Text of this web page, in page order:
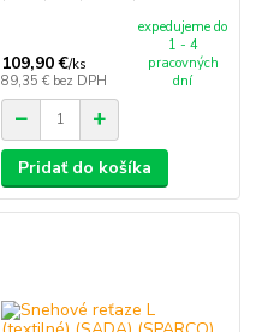
109,90 €/ks
89,35 € bez DPH
expedujeme do
1 - 4
pracovných
dní
Pridať do košíka